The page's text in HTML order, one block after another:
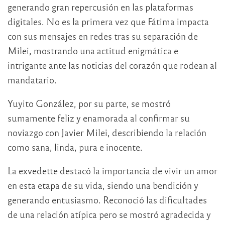
generando gran repercusión en las plataformas
digitales. No es la primera vez que Fátima impacta
con sus mensajes en redes tras su separación de
Milei, mostrando una actitud enigmática e
intrigante ante las noticias del corazón que rodean al
mandatario.
Yuyito González, por su parte, se mostró
sumamente feliz y enamorada al confirmar su
noviazgo con Javier Milei, describiendo la relación
como sana, linda, pura e inocente.
La exvedette destacó la importancia de vivir un amor
en esta etapa de su vida, siendo una bendición y
generando entusiasmo. Reconoció las dificultades
de una relación atípica pero se mostró agradecida y